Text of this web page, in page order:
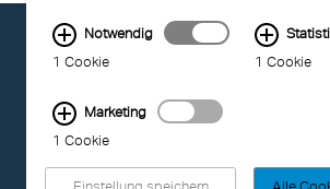
© EXOLON GROUP
NUTZUNGSBEDINGUNGEN
COMPLIANCE
Notwendig
1 Cookie
1 Cookie
Marketing
1 Cookie